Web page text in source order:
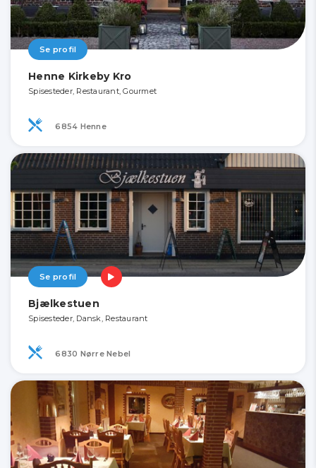
Se profil
Henne Kirkeby Kro
Spisesteder, Restaurant, Gourmet
6854 Henne
Se profil
Bjælkestuen
Spisesteder, Dansk, Restaurant
6830 Nørre Nebel